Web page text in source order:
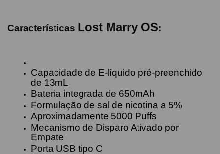
Características Lost Marry OS:
Capacidade de E-líquido pré-preenchido
de 13mL
Bateria integrada de 650mAh
Formulação de sal de nicotina a 5%
Aproximadamente 5000 Puffs
Mecanismo de Disparo Ativado por
Empate
Porta USB tipo C